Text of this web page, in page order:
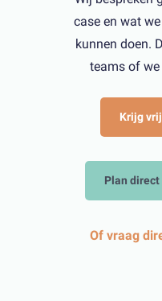
case en wat
kunnen doen.
teams of
Krijg
Plan
Of vraag